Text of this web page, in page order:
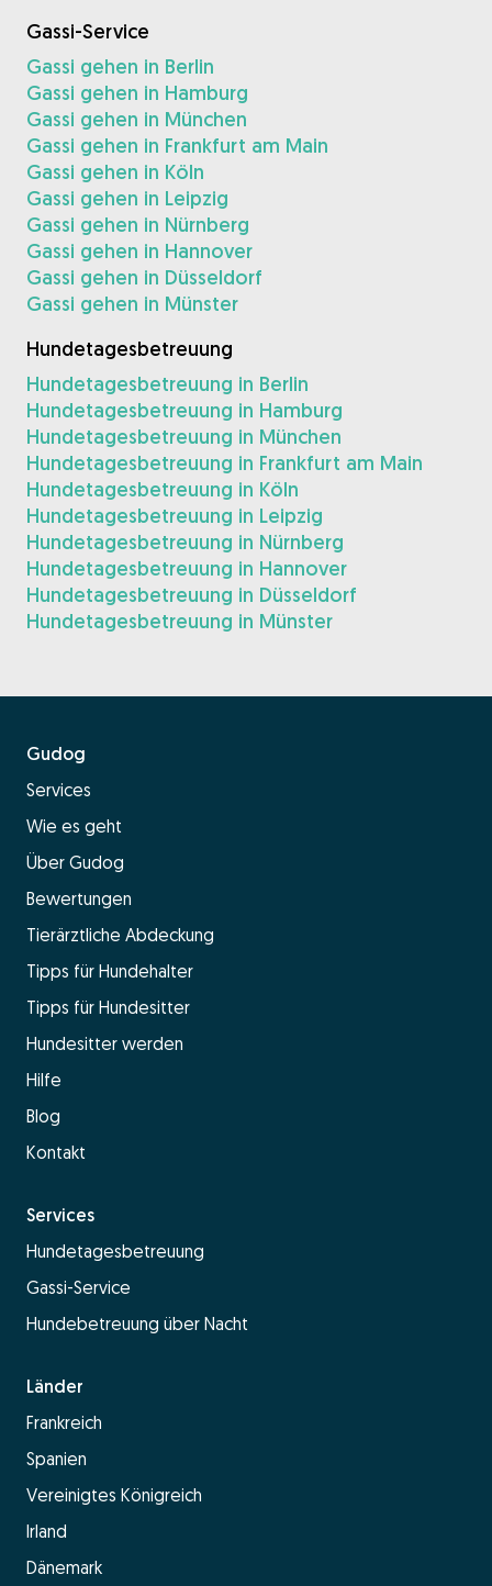
Gassi-Service
Gassi gehen in Berlin
Gassi gehen in Hamburg
Gassi gehen in München
Gassi gehen in Frankfurt am Main
Gassi gehen in Köln
Gassi gehen in Leipzig
Gassi gehen in Nürnberg
Gassi gehen in Hannover
Gassi gehen in Düsseldorf
Gassi gehen in Münster
Hundetagesbetreuung
Hundetagesbetreuung in Berlin
Hundetagesbetreuung in Hamburg
Hundetagesbetreuung in München
Hundetagesbetreuung in Frankfurt am Main
Hundetagesbetreuung in Köln
Hundetagesbetreuung in Leipzig
Hundetagesbetreuung in Nürnberg
Hundetagesbetreuung in Hannover
Hundetagesbetreuung in Düsseldorf
Hundetagesbetreuung in Münster
Gudog
Services
Wie es geht
Über Gudog
Bewertungen
Tierärztliche Abdeckung
Tipps für Hundehalter
Tipps für Hundesitter
Hundesitter werden
Hilfe
Blog
Kontakt
Services
Hundetagesbetreuung
Gassi-Service
Hundebetreuung über Nacht
Länder
Frankreich
Spanien
Vereinigtes Königreich
Irland
Dänemark